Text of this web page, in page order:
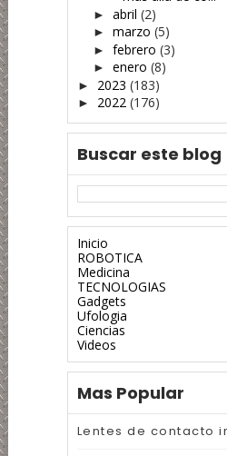
► abril (2)
► marzo (5)
► febrero (3)
► enero (8)
► 2023 (183)
► 2022 (176)
Buscar este blog
Inicio
ROBOTICA
Medicina
TECNOLOGIAS
Gadgets
Ufologia
Ciencias
Videos
Mas Popular
Lentes de contacto